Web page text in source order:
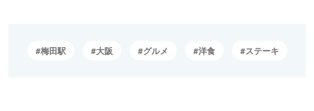
梅田駅 大阪 グルメ 洋食 ステーキ